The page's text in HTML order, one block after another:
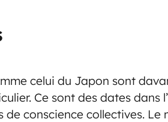
celui du Japon sont
Ce sont des dates dans
de conscience collectives. Le